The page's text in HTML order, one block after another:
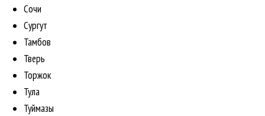
Сочи
Сургут
Тамбов
Тверь
Торжок
Тула
Туймазы